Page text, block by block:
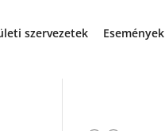
szervezetek Események